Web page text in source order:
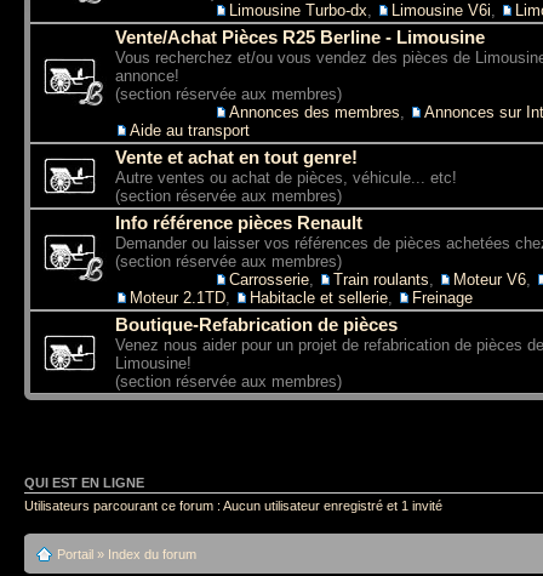
Limousine Turbo-dx Limousine V6i
Vente/Achat Pièces R25 Berline - Limousine
Vous recherchez et/ou vous vendez des pièces de
annonce!
(section réservée aux membres)
Annonces des membres
Annonces sur
Aide au transport
Vente et achat en tout genre!
Autre ventes ou achat de pièces, véhicule... etc!
(section réservée aux membres)
Info référence pièces Renault
Demander ou laisser vos références de pièces achetées
(section réservée aux membres)
Carrosserie Train roulants Moteur V6
Moteur 2.1TD
Habitacle et sellerie Freinage
Boutique-Refabrication de pièces
Venez nous aider pour un projet de refabrication de pièces
Limousine!
(section réservée aux membres)
QUI EST EN LIGNE
Utilisateurs parcourant ce forum : Aucun utilisateur enregistré et 1 invité
Portail » Index du forum